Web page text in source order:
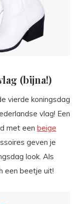
(bijna!)
vierde koningsdag
vlag! Een
met een beige
geven je
look. Als
een beetje uit!